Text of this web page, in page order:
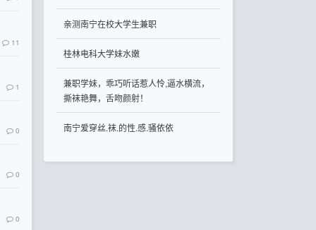
11
1
0
0
0
亲测南宁在校大学生兼职
桂林电科大学妹水嫩
兼职学妹，乖巧听话惹人怜,逼水横流，
撕袜艳舞，舌吻颜射！
南宁爱穿丝.袜.的性.感.骚依依